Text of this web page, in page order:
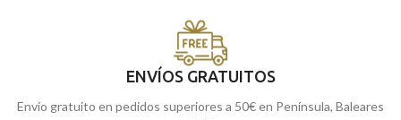
ENVÍOS GRATUITOS
Envío gratuito en pedidos superiores a 50€ en Península, Baleares